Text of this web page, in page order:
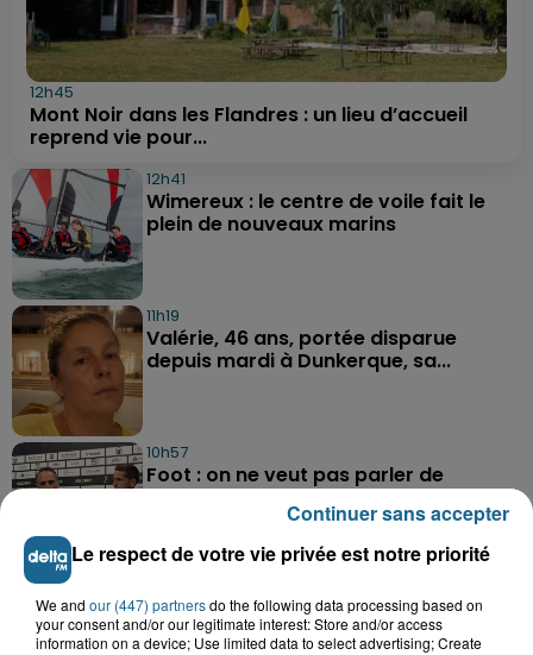
12h45
Mont Noir dans les Flandres : un lieu d’accueil
reprend vie pour...
12h41
Wimereux : le centre de voile fait le
plein de nouveaux marins
11h19
Valérie, 46 ans, portée disparue
depuis mardi à Dunkerque, sa...
10h57
Foot : on ne veut pas parler de
maintien à Dunkerque
Le respect de votre vie privée est notre priorité
We and our (447) partnersdo the following data processing based on
your consent and/or our legitimate interest: Store and/or access
information on a device; Use limited data to select advertising; Create
Continuer sans accepter